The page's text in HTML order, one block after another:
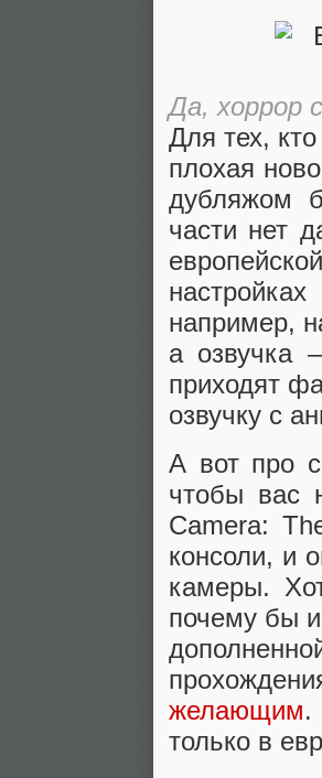
Да, хоррор
Для тех,
плохая
дубляжом
части нет
например,
а озвучка
приходят
озвучку с
А вот про
чтобы вас
Camera:
консоли, и
камеры.
почему бы
желающим.
только в